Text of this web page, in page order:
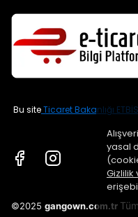
yasal
Gizlilik
Bu siteTicaret Bakanlığı ETBİS
©2025 gangown.com.tr